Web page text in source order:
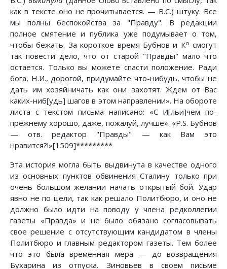
как в тексте оно не прочитывается. — B.C.) штуку. Все
мы полны беспокойства за "Правду". В редакции
полное смятение и публика уже подумывает о том,
чтобы бежать. За короткое время Бубнов и Ко смогут
так повести дело, что от старой "Правды" мало что
остается. Только вы можете спасти положение. Ради
бога, Н.И., дорогой, придумайте что-нибудь, чтобы не
дать им хозяйничать как они захотят. Ждем от Вас
каких-ниб[удь] шагов в этом направлении». На обороте
листа с текстом письма написано: «С И[льи]чем по-
прежнему хорошо, даже, пожалуй, лучше». «P.S. Бубнов
— отв. редактор "Правды" — как Вам это
нравится?!»[1509]*********
Эта история могла быть выдвинута в качестве одного
из основных пунктов обвинения Сталину только при
очень большом желании начать открытый бой. Удар
явно не по цели, так как решало Политбюро, и оно не
должно было идти на поводу у члена редколлегии
газеты «Правда» и не было обязано согласовывать
свое решение с отсутствующим кандидатом в члены
Политбюро и главным редактором газеты. Тем более
что это была временная мера — до возвращения
Бухарина из отпуска. Зиновьев в своем письме